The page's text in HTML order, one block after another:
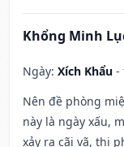
Khổng Minh
Ngày: Xích Khẩu -
Nên đề phòng
này là ngày xấu,
xảy ra cãi vã, thị